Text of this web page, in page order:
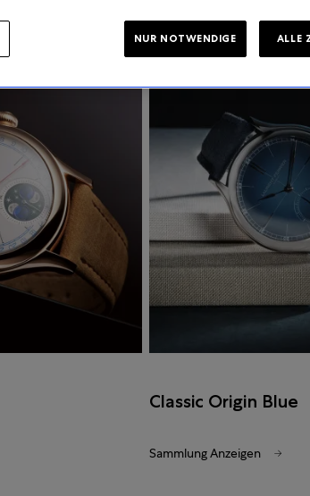
Classic Origin Blue
Sammlung Anzeigen
NUR NOTWENDIGE ALLE